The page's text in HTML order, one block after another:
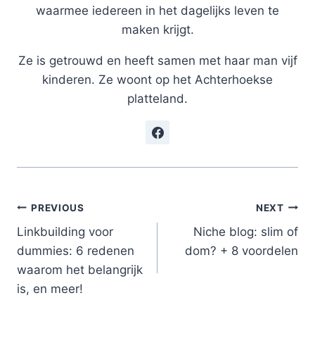
waarmee iedereen in het dagelijks leven te
maken krijgt.
Ze is getrouwd en heeft samen met haar man vijf
kinderen. Ze woont op het Achterhoekse
platteland.
Post
navigation
PREVIOUS
Linkbuilding voor
dummies: 6 redenen
waarom het belangrijk
is, en meer!
NEXT
Niche blog: slim of
dom? + 8 voordelen